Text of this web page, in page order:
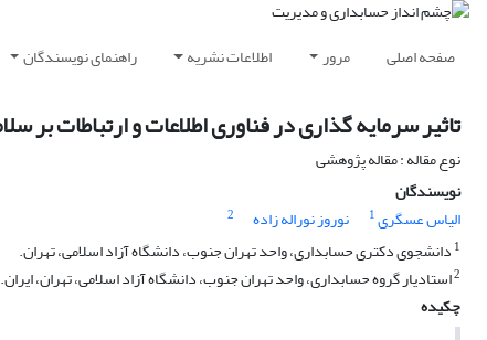
صفحه اصلی مرور اطلاعات نشریه راهنمای نویسندگان
تاثیر سرمایه گذاری در فناوری اطلاعات و ارتباطات بر
نوع مقاله : مقاله پژوهشی
نویسندگان
الیاس عسگری1 نوروز نوراله زاده
2
1 دانشجوی دکتری حسابداری، واحد تهران جنوب، دانشگاه آزاد اسلامی، تهران.
2استادیار گروه حسابداری، واحد تهران جنوب، دانشگاه آزاد اسلامی، تهران، ایران.
چکیده